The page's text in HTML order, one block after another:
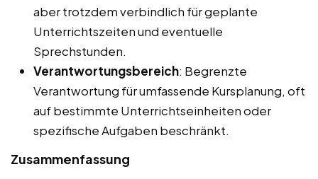
aber trotzdem verbindlich für geplante
Unterrichtszeiten und eventuelle
Sprechstunden.
Verantwortungsbereich: Begrenzte
Verantwortung für umfassende Kursplanung, oft
auf bestimmte Unterrichtseinheiten oder
spezifische Aufgaben beschränkt.
Zusammenfassung